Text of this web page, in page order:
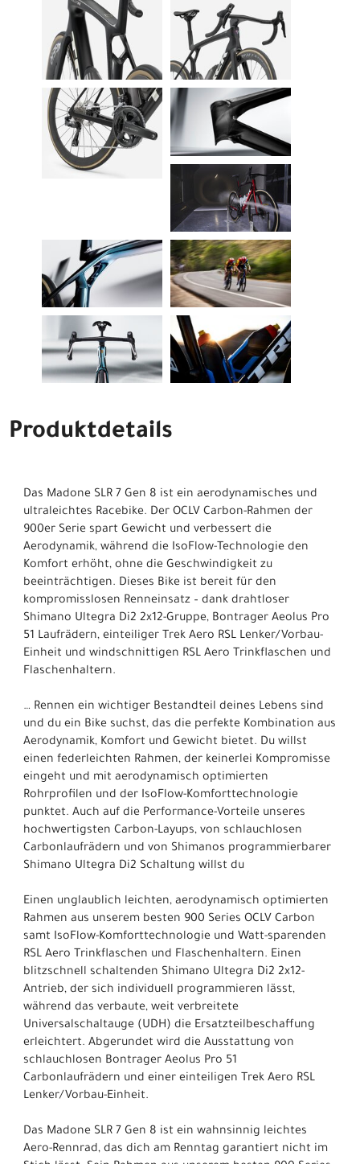
Produktdetails
Das Madone SLR 7 Gen 8 ist ein aerodynamisches und
ultraleichtes Racebike. Der OCLV Carbon-Rahmen der
900er Serie spart Gewicht und verbessert die
Aerodynamik, während die IsoFlow-Technologie den
Komfort erhöht, ohne die Geschwindigkeit zu
beeinträchtigen. Dieses Bike ist bereit für den
kompromisslosen Renneinsatz – dank drahtloser
Shimano Ultegra Di2 2x12-Gruppe, Bontrager Aeolus Pro
51 Laufrädern, einteiliger Trek Aero RSL Lenker/Vorbau-
Einheit und windschnittigen RSL Aero Trinkflaschen und
Flaschenhaltern.
… Rennen ein wichtiger Bestandteil deines Lebens sind
und du ein Bike suchst, das die perfekte Kombination aus
Aerodynamik, Komfort und Gewicht bietet. Du willst
einen federleichten Rahmen, der keinerlei Kompromisse
eingeht und mit aerodynamisch optimierten
Rohrprofilen und der IsoFlow-Komforttechnologie
punktet. Auch auf die Performance-Vorteile unseres
hochwertigsten Carbon-Layups, von schlauchlosen
Carbonlaufrädern und von Shimanos programmierbarer
Shimano Ultegra Di2 Schaltung willst du
Einen unglaublich leichten, aerodynamisch optimierten
Rahmen aus unserem besten 900 Series OCLV Carbon
samt IsoFlow-Komforttechnologie und Watt-sparenden
RSL Aero Trinkflaschen und Flaschenhaltern. Einen
blitzschnell schaltenden Shimano Ultegra Di2 2x12-
Antrieb, der sich individuell programmieren lässt,
während das verbaute, weit verbreitete
Universalschaltauge (UDH) die Ersatzteilbeschaffung
erleichtert. Abgerundet wird die Ausstattung von
schlauchlosen Bontrager Aeolus Pro 51
Carbonlaufrädern und einer einteiligen Trek Aero RSL
Lenker/Vorbau-Einheit.
Das Madone SLR 7 Gen 8 ist ein wahnsinnig leichtes
Aero-Rennrad, das dich am Renntag garantiert nicht im